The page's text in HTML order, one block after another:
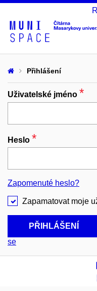
Přihlášení
Uživatelské jméno *
Heslo *
Zapomenuté heslo?
Zapamatovat moje
PŘIHLÁŠENÍ
se